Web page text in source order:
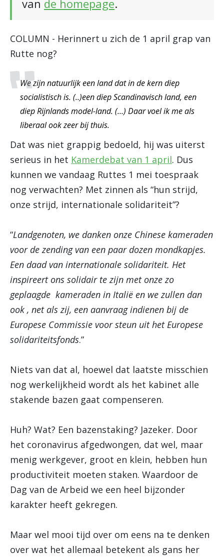
van de homepage.
COLUMN - Herinnert u zich de 1 april grap van
Rutte nog?
We zijn natuurlijk een land dat in de kern diep
socialistisch is. (..)een diep Scandinavisch land, een
diep Rijnlands model-land. (…) Daar voel ik me als
liberaal ook zeer bij thuis.
Dat was niet grappig bedoeld, hij was uiterst
serieus in het Kamerdebat van 1 april. Dus
kunnen we vandaag Ruttes 1 mei toespraak
nog verwachten? Met zinnen als “hun strijd,
onze strijd, internationale solidariteit”?
“Landgenoten, we danken onze Chinese kameraden
voor de zending van een paar dozen mondkapjes.
Een daad van internationale solidariteit. Het
inspireert ons solidair te zijn met onze zo
geplaagde kameraden in Italië en we zullen dan
ook , net als zij, een aanvraag indienen bij de
Europese Commissie voor steun uit het Europese
solidariteitsfonds.”
Niets van dat al, hoewel dat laatste misschien
nog werkelijkheid wordt als het kabinet alle
stakende bazen gaat compenseren.
Huh? Wat? Een bazenstaking? Jazeker. Door
het coronavirus afgedwongen, dat wel, maar
menig werkgever, groot en klein, hebben hun
productiviteit moeten staken. Waardoor de
Dag van de Arbeid we een heel bijzonder
karakter heeft gekregen.
Maar wel mooi tijd over om eens na te denken
over wat het allemaal betekent als gans her